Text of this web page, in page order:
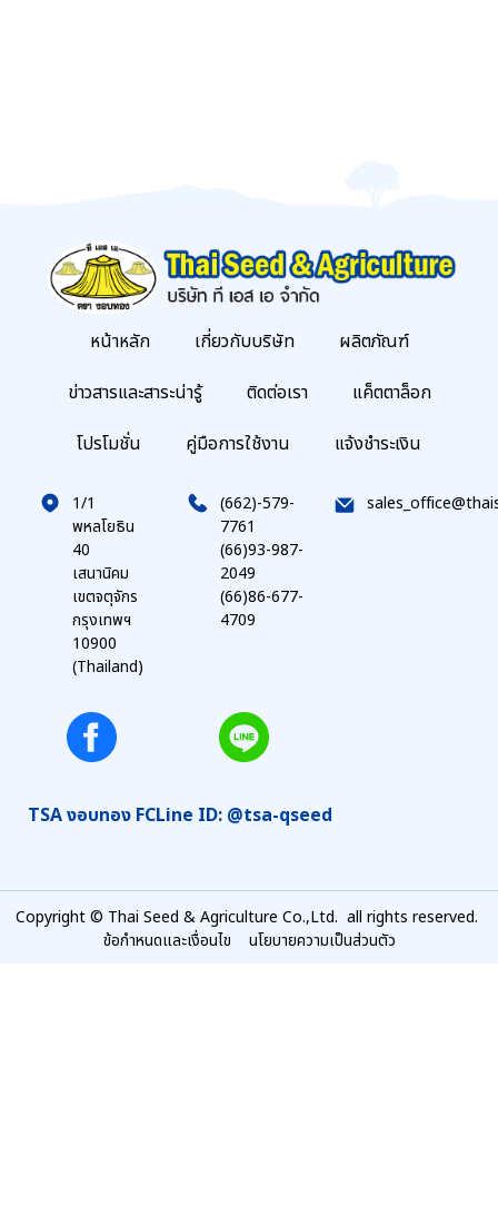
หน้าหลัก เกี่ยวกับบริษัท
ผลิตภัณฑ์
ข่าวสารและสาระน่ารู้
ติดต่อเรา
แค็ตตาล็อก
โปรโมชั่น
คู่มือการใช้งาน แจ้งชำระเงิน
1/1
พหลโยธิน
40
เสนานิคม
เขตจตุจักร
กรุงเทพฯ
10900
(Thailand)
(662)-579-
7761
(66)93-987-
2049
(66)86-677-
4709
TSA งอบทอง FCLine ID: @tsa-qseed
Copyright © Thai Seed & Agriculture Co.,Ltd. all rights reserved.
ข้อกำหนดและเงื่อนไข
นโยบายความเป็นส่วนตัว